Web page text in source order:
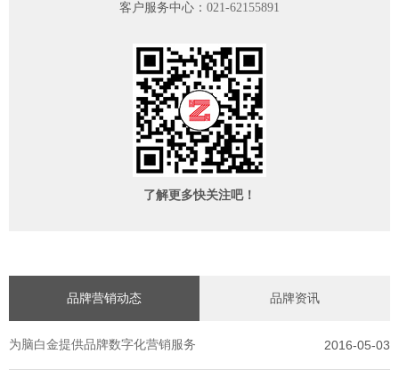
客户服务中心： 021-62155891
了解更多快关注吧！
品牌营销动态 品牌资讯
为脑白金提供品牌数字化营销服务 2016-05-03